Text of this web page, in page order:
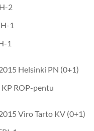
2
1
1
Helsinki PN (0+1)
KP ROP-pentu
Viro Tarto KV (0+1)